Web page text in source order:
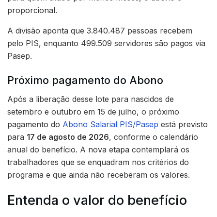
proporcional.
A divisão aponta que 3.840.487 pessoas recebem
pelo PIS, enquanto 499.509 servidores são pagos via
Pasep.
Próximo pagamento do Abono
Após a liberação desse lote para nascidos de
setembro e outubro em 15 de julho, o próximo
pagamento do Abono Salarial PIS/Pasep está previsto
para 17 de agosto de 2026, conforme o calendário
anual do benefício. A nova etapa contemplará os
trabalhadores que se enquadram nos critérios do
programa e que ainda não receberam os valores.
Entenda o valor do benefício